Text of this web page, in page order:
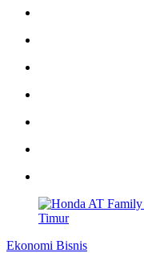
Ekonomi Bisnis